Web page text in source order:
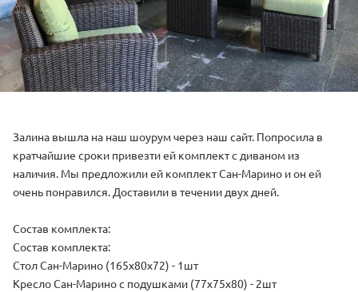
Залина вышла на наш шоурум через наш сайт. Попросила в
кратчайшие сроки привезти ей комплект с диваном из
наличия. Мы предложили ей комплект Сан-Марино и он ей
очень понравился. Доставили в течении двух дней.
Состав комплекта:
Состав комплекта:
Стол Сан-Марино (165х80х72) - 1шт
Кресло Сан-Марино с подушками (77х75х80) - 2шт